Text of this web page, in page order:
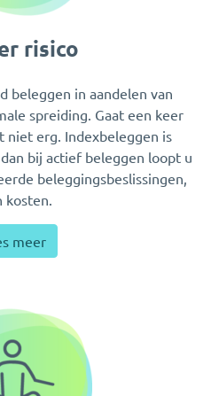
risico
beleggen in aandelen van
spreiding. Gaat een keer
niet erg. Indexbeleggen is
bij actief beleggen loopt u
beleggingsbeslissingen,
kosten.
meer